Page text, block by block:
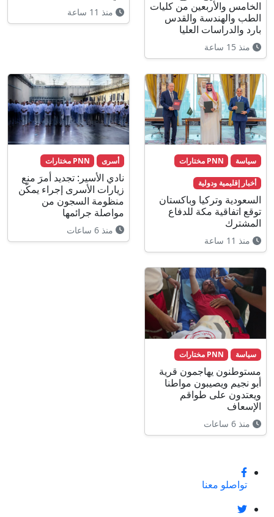
الخامس والأربعين من كليات
الطب والهندسة والقدس
بارد والدراسات العليا
منذ 15 ساعة
منذ 11 ساعة
سياسة PNN مختارات
أخبار إقليمية ودولية
السعودية وتركيا وباكستان
توقع اتفاقية مكة للدفاع
المشترك
منذ 11 ساعة
أسرى PNN مختارات
نادي الأسير: تجديد أمرَ منع
زيارات الأسرى إجراء يمكّن
منظومة السجون من
مواصلة جرائمها
منذ 6 ساعات
سياسة PNN مختارات
مستوطنون يهاجمون قرية
أبو نجيم ويصيبون مواطنا
ويعتدون على طواقم
الإسعاف
منذ 6 ساعات
تواصلو معنا